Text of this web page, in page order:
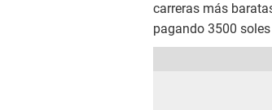
carreras más
pagando 3500